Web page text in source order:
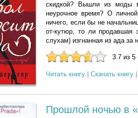
скидкой? Вышли из моды
неурочное время? О
ничего, если бы не
от-кутюр, то ли продавшая
слухам) изгнанная из ада за
3.7 из 5
Читать книгу Скачать книгу
Прошлой ночью в